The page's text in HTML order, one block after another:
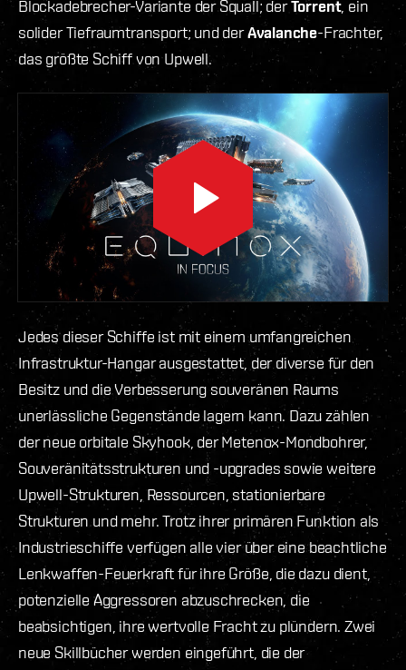
Blockadebrecher-Variante der Squall; derTorrent, ein
solider Tiefraumtransport; und derAvalanche-Frachter,
das größte Schiff von Upwell.
Jedes dieser Schiffe ist mit einem umfangreichen
Infrastruktur-Hangar ausgestattet, der diverse für den
Besitz und die Verbesserung souveränen Raums
unerlässliche Gegenstände lagern kann. Dazu zählen
der neue orbitale Skyhook, der Metenox-Mondbohrer,
Souveränitätsstrukturen und -upgrades sowie weitere
Upwell-Strukturen, Ressourcen, stationierbare
Strukturen und mehr. Trotz ihrer primären Funktion als
Industrieschiffe verfügen alle vier über eine beachtliche
Lenkwaffen-Feuerkraft für ihre Größe, die dazu dient,
potenzielle Aggressoren abzuschrecken, die
beabsichtigen, ihre wertvolle Fracht zu plündern. Zwei
neue Skillbücher werden eingeführt, die der